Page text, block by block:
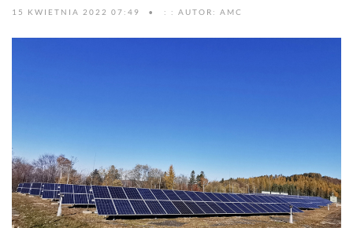
15 KWIETNIA 2022 07:49 : : AUTOR: AMC